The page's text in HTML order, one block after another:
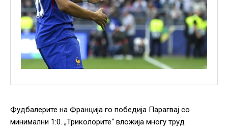
Фудбалерите на Франција го победија Парагвај со
минимални 1:0. „Триколорите“ вложија многу труд